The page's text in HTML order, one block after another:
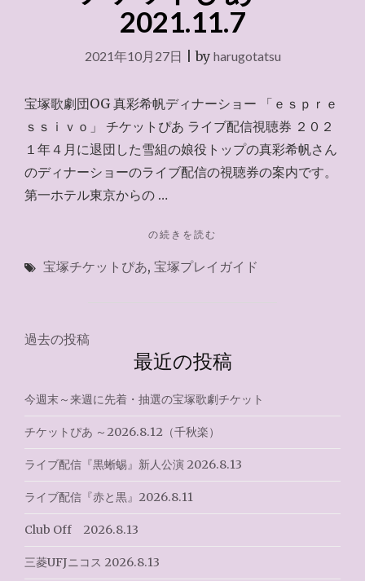
2021.11.7
2021年10月27日 |by harugotatsu
宝塚歌劇団OG 真彩希帆ディナーショー 「ｅｓｐｒｅ
ｓｓｉｖｏ」 チケットぴあ ライブ配信視聴券 ２０２
１年４月に退団した雪組の娘役トップの真彩希帆さん
のディナーショーのライブ配信の視聴券の案内です。
第一ホテル東京からの …
"チ
ッ
2021.11.7"
の続きを読む
宝塚チケットぴあ, 宝塚プレイガイド
投
ナ
ビ
ゲ
ー
シ
ョ
過去の投稿
最近の投稿
今週末～来週に先着・抽選の宝塚歌劇チケット
チケットぴあ ～2026.8.12（千秋楽）
ライブ配信『黒蜥蜴』新人公演 2026.8.13
ライブ配信『赤と黒』2026.8.11
Club Off 2026.8.13
三菱UFJニコス 2026.8.13